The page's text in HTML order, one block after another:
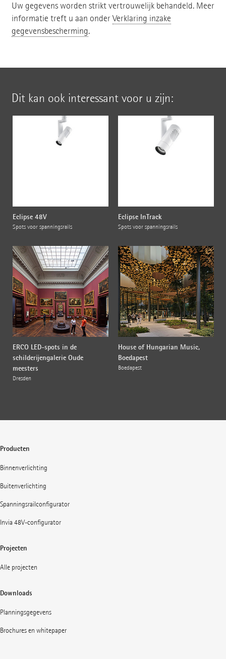
Uw gegevens worden strikt vertrouwelijk behandeld. Meer
informatie treft u aan onderVerklaring inzake
gegevensbescherming.
Dit kan ook interessant voor u zijn:
Eclipse 48V
Spots voor spanningsrails
Eclipse InTrack
Spots voor spanningsrails
ERCO LED-spots in de
schilderijengalerie Oude
meesters
Dresden
House of Hungarian Music,
Boedapest
Boedapest
Producten
Binnenverlichting
Buitenverlichting
Spanningsrailconfigurator
Invia 48V-configurator
Projecten
Alle projecten
Downloads
Planningsgegevens
Brochures en whitepaper